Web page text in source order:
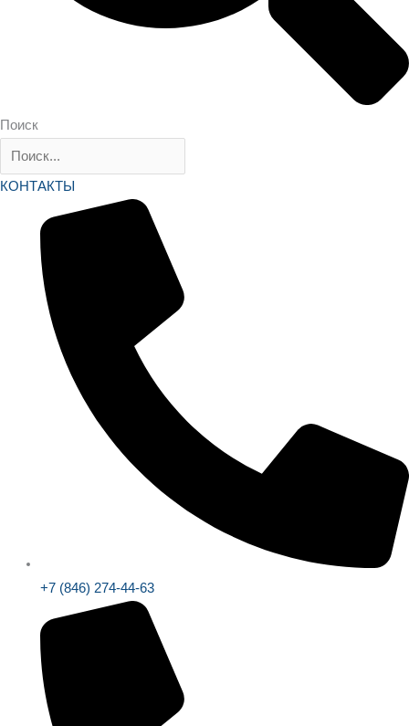
Поиск
КОНТАКТЫ
+7 (846) 274-44-63